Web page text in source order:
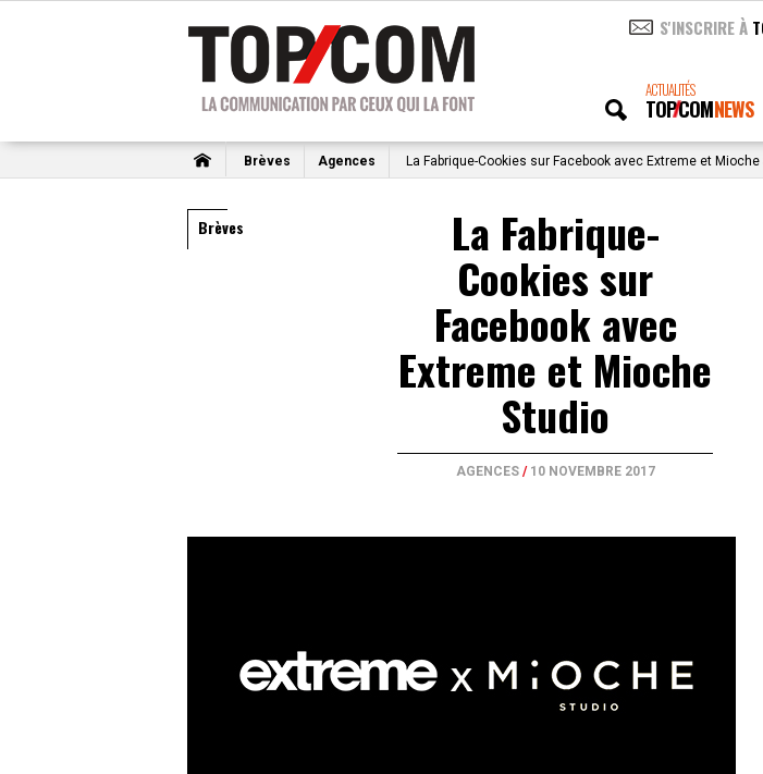
S'INSCRIRE À
ACTUALITÉS
TOPCOMNEWS
Brèves Agences La Fabrique-Cookies sur Facebook avec Extreme et Mioche
Brèves La Fabrique-
Cookies sur
Facebook avec
Extreme et Mioche
Studio
AGENCES/ 10 NOVEMBRE 2017